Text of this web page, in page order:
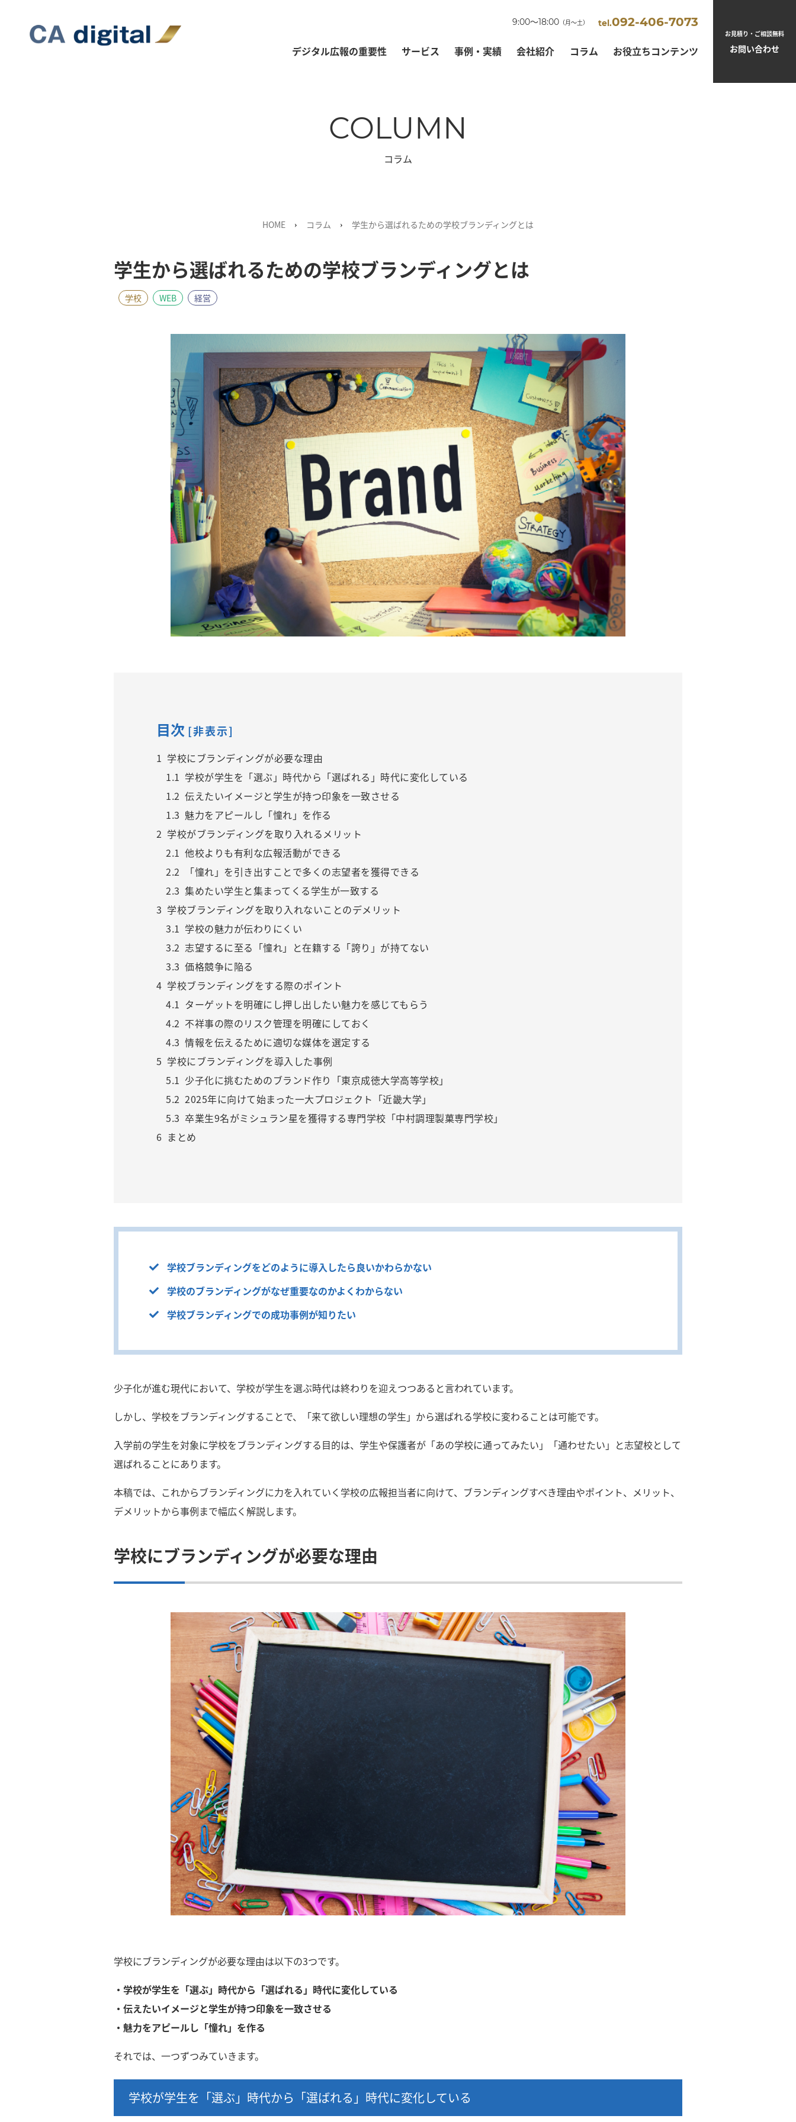
9:00～18:00（月～土） tel.092-406-7073
デジタル広報の重要性 サービス 事例・実績 会社紹介 コラム お役立ちコンテンツ
お見積り・ご相談無料
お問い合わせ
COLUMN
コラム
HOME コラム 学生から選ばれるための学校ブランディングとは
学生から選ばれるための学校ブランディングとは
学校 WEB 経営
目次 [非表示]
1 学校にブランディングが必要な理由
1.1 学校が学生を「選ぶ」時代から「選ばれる」時代に変化している
1.2 伝えたいイメージと学生が持つ印象を一致させる
1.3 魅力をアピールし「憧れ」を作る
2 学校がブランディングを取り入れるメリット
2.1 他校よりも有利な広報活動ができる
2.2
「憧れ」を引き出すことで多くの志望者を獲得できる
2.3 集めたい学生と集まってくる学生が一致する
3 学校ブランディングを取り入れないことのデメリット
3.1 学校の魅力が伝わりにくい
3.2 志望するに至る「憧れ」と在籍する「誇り」が持てない
3.3 価格競争に陥る
4 学校ブランディングをする際のポイント
4.1 ターゲットを明確にし押し出したい魅力を感じてもらう
4.2 不祥事の際のリスク管理を明確にしておく
4.3 情報を伝えるために適切な媒体を選定する
5 学校にブランディングを導入した事例
5.1 少子化に挑むためのブランド作り「東京成徳大学高等学校」
5.2 2025年に向けて始まった一大プロジェクト「近畿大学」
5.3 卒業生9名がミシュラン星を獲得する専門学校「中村調理製菓専門学校」
6 まとめ
学校ブランディングをどのように導入したら良いかわらかない
学校のブランディングがなぜ重要なのかよくわからない
学校ブランディングでの成功事例が知りたい
少子化が進む現代において、学校が学生を選ぶ時代は終わりを迎えつつあると言われています。
しかし、学校をブランディングすることで、「来て欲しい理想の学生」から選ばれる学校に変わることは可能です。
入学前の学生を対象に学校をブランディングする目的は、学生や保護者が「あの学校に通ってみたい」「通わせたい」と志望校として
選ばれることにあります。
本稿では、これからブランディングに力を入れていく学校の広報担当者に向けて、ブランディングすべき理由やポイント、メリット、
デメリットから事例まで幅広く解説します。
学校にブランディングが必要な理由
学校にブランディングが必要な理由は以下の3つです。
・学校が学生を「選ぶ」時代から「選ばれる」時代に変化している
・伝えたいイメージと学生が持つ印象を一致させる
・魅力をアピールし「憧れ」を作る
それでは、一つずつみていきます。
学校が学生を「選ぶ」時代から「選ばれる」時代に変化している